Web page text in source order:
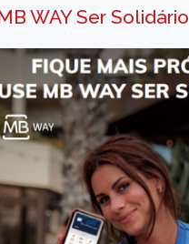
WAY Ser Solidário